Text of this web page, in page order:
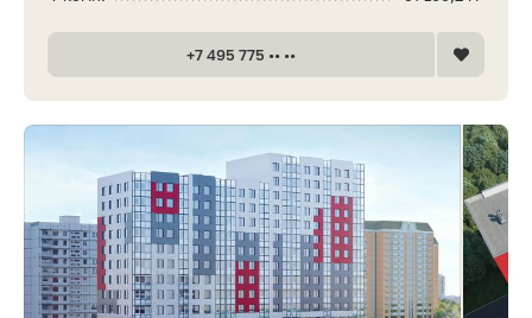
+7 495 775 •• ••